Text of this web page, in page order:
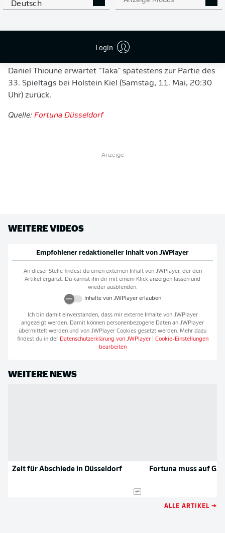
Deutsch
Login
an den Olympischen Spielen in Paris. Bei einem
Vereinigten Arabischen Emirate und Südkorea. Nur die
Daniel Thioune erwartet "Taka" spätestens zur Partie des
33. Spieltags bei Holstein Kiel (Samstag, 11. Mai, 20:30
Uhr) zurück.
Quelle: Fortuna Düsseldorf
Anzeige
WEITERE VIDEOS
Empfohlener redaktioneller Inhalt von JWPlayer
An dieser Stelle findest du einen externen Inhalt von JWPlayer, der den
Artikel ergänzt. Du kannst ihn dir mit einem Klick anzeigen lassen und
wieder ausblenden.
Inhalte von JWPlayererlauben
Ich bin damit einverstanden, dass mir externe Inhalte von JWPlayer
angezeigt werden. Damit können personenbezogene Daten an JWPlayer
übermittelt werden und von JWPlayer Cookies gesetzt werden. Mehr dazu
findest du in der Datenschutzerklärung von JWPlayer| Cookie-Einstellungen
bearbeiten
WEITERE NEWS
Zeit für Abschiede in Düsseldorf Fortuna muss auf
ALLE ARTIKEL →